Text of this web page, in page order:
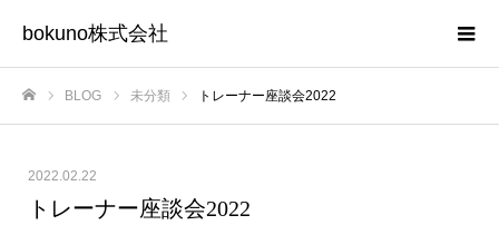
bokuno株式会社
BLOG 未分類 トレーナー座談会2022
2022.02.22
トレーナー座談会2022